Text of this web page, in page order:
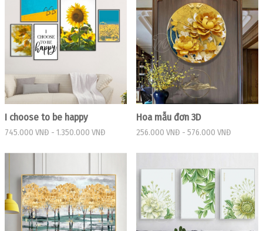
I choose to be happy
745.000 VNĐ - 1.350.000 VNĐ
Hoa mẫu đơn 3D
256.000 VNĐ - 576.000 VNĐ